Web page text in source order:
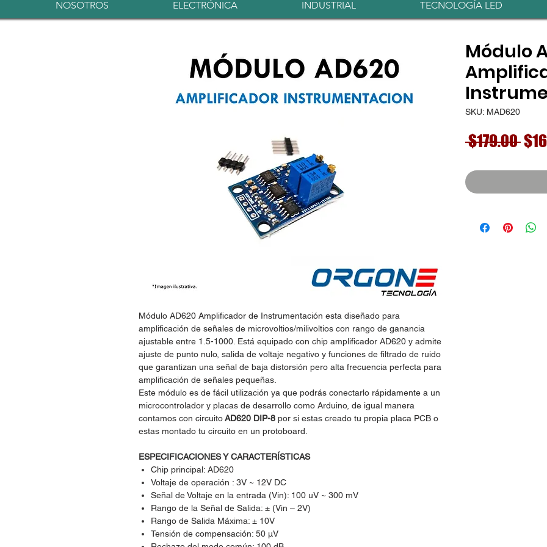
NOSOTROS ELECTRÓNICA INDUSTRIAL TECNOLOGÍA LED
Módulo AD620 Amplificador de Instrumentación esta diseñado para
amplificación de señales de microvoltios/milivoltios con rango de ganancia
ajustable entre 1.5-1000. Está equipado con chip amplificador AD620 y admite
ajuste de punto nulo, salida de voltaje negativo y funciones de filtrado de ruido
que garantizan una señal de baja distorsión pero alta frecuencia perfecta para
amplificación de señales pequeñas.
Este módulo es de fácil utilización ya que podrás conectarlo rápidamente a un
microcontrolador y placas de desarrollo como Arduino, de igual manera
contamos con circuitoAD620 DIP-8 por si estas creado tu propia placa PCB o
estas montado tu circuito en un protoboard.
ESPECIFICACIONES Y CARACTERÍSTICAS
Chip principal: AD620
Voltaje de operación : 3V ~ 12V DC
Señal de Voltaje en la entrada (Vin): 100 uV ~ 300 mV
Rango de la Señal de Salida: ± (Vin – 2V)
Rango de Salida Máxima: ± 10V
Tensión de compensación: 50 μV
Módulo
SKU: MAD620
$179.00